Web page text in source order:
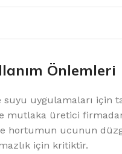
Önlemleri
uygulamaları için
üretici
hortumun ucunun
için kritiktir.